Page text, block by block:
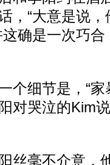
，“大意是说
确是一次巧合
细节是，“家
对哭泣的Kim
毫不介意，